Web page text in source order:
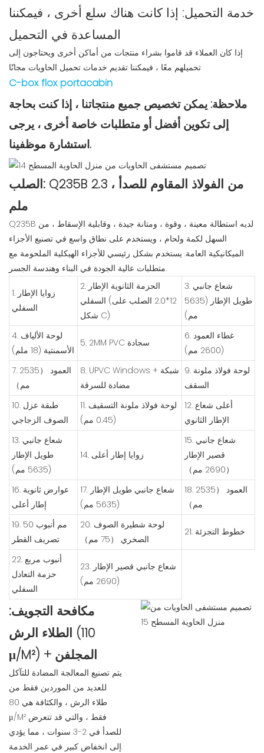
خدمة التحميل: إذا كانت هناك سلع أخرى ، فيمكننا
المساعدة في التحميل
إذا كان العملاء قد قاموا بشراء منتجات من أماكن أخرى ويحتاجون إلى
تحميلهم معًا ، فيمكننا تقديم خدمات تحميل الحاويات مجانًا
C-box flox portacabin
ملاحظة: يمكن تخصيص جميع منتجاتنا ، إذا كنت بحاجة
إلى تكوين أفضل أو متطلبات خاصة أخرى ، يرجى
استشارة موظفينا.
الصلب: Q235B من الفولاذ المقاوم للصدأ ، 2.3
ملم
Q235B لديه استطالة معينة ، وقوة ، ومتانة جيدة ، وقابلية الإسقاط ، من
السهل لكمة ولحام ، ويستخدم على نطاق واسع في تصنيع الأجزاء
الميكانيكية العامة. يستخدم بشكل رئيسي للأجزاء الهيكلية الملحومة مع
متطلبات عالية الجودة في البناء وهندسة الجسر.
1. زوايا الإطار
السفلي
2. الحزمة الثانوية الإطار
السفلي (12*2.0 الصلب على
شكل C)
3. شعاع جانبي
طويل الإطار (5635
مم)
4. لوحة الألياف
الأسمنتية (18 ملم)
5. 2MM PVC سجادة
6. غطاء العمود
(2600 مم)
7. العمود （2535
مم）
8. UPVC Windows + شبكة
مضادة للسرقة
9. لوحة فولاذ ملونة
السقف
10. طبقة عزل
الصوف الزجاجي
11. لوحة فولاذ ملونة التسقيف
(0.45 مم)
12. أعلى شعاع
الإطار الثانوي
13. شعاع جانبي
طويل الإطار
(5635 مم)
14. زوايا إطار أعلى
15. شعاع جانبي
قصير الإطار
（2690 مم）
16. عوارض ثانوية
إطار أعلى
17. شعاع جانبي طويل الإطار
(5635 مم)
18. العمود （2535
مم）
19. 50 مم أنبوب
تصريف القطر
20. لوحة شطيرة الصوف
الصخري （75 مم）
21. خطوط التجزئة
22. أنبوب مربع
حزمة التعادل
السفلي
23. شعاع جانبي قصير الإطار
(2690 مم)
مكافحة التجويف:
الطلاء الرش (110
μ/M²) + المجلفن
يتم تصنيع المعالجة المضادة للتآكل
للعديد من الموردين فقط من
طلاء الرش ، والكثافة هي 80
μ/M² فقط ، والتي قد تتعرض
للصدأ في 2-3 سنوات ، مما يؤدي
إلى انخفاض كبير في عمر الخدمة.